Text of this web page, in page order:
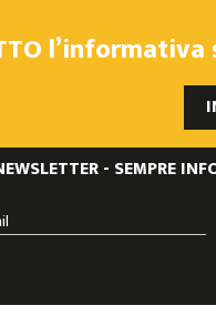
l’informativa
- SEMPRE